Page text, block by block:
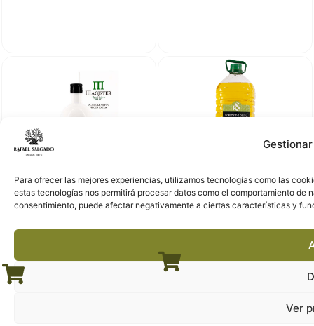
Para ofrecer las mejores experiencias, utilizamos tecnologías como las
estas tecnologías nos permitirá procesar datos como el comportamiento
consentimiento, puede afectar negativamente a ciertas características y
Ver
Aceite de Oliva Virgen
Extra Magister con
estuche 500ml
Aceite de Oliva Suave
RS 5 L
26,21€